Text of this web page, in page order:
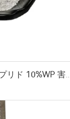
メーカー 殺虫剤 イミダクロプリ